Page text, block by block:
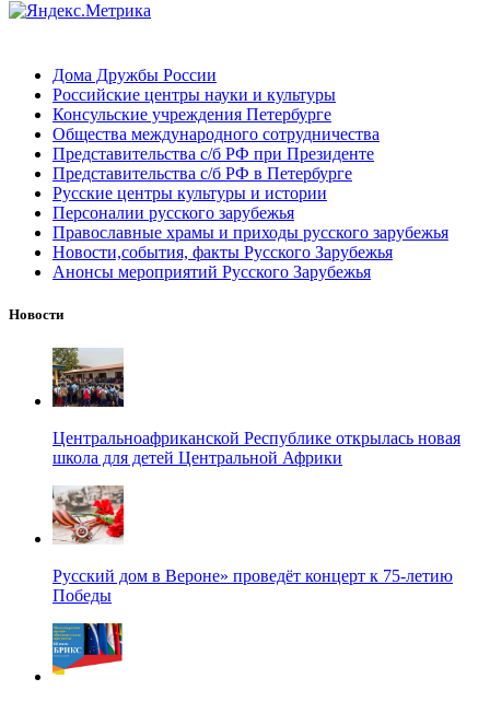
Дома Дружбы России
Российские центры науки и культуры
Консульские учреждения Петербурге
Общества международного сотрудничества
Представительства с/б РФ при Президенте
Представительства с/б РФ в Петербурге
Русские центры культуры и истории
Персоналии русского зарубежья
Православные храмы и приходы русского зарубежья
Новости,события, факты Русского Зарубежья
Анонсы мероприятий Русского Зарубежья
Новости
Центральноафриканской Республике открылась новая
школа для детей Центральной Африки
Русский дом в Вероне» проведёт концерт к 75-летию
Победы